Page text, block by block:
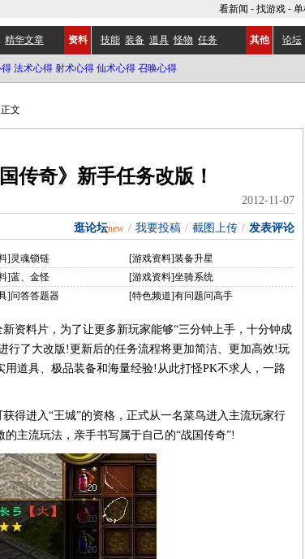
看新闻 - 找游戏 -
精华文章 资料 技能 装备 道具 怪物 任务 其他 论坛
法术心得 射术心得 仙术心得 召唤心得
正文
传奇》新手任务改版！
2012-11-07
逛论坛new / 我要投稿 / 截图上传 / 发表评论
]灵魂锁链
[游戏资料]装备升星
]蓝、金怪
[游戏资料]坐骑系统
]问答答题器
[特色频道]有问题问高手
料片，为了让更多新玩家能够“三分钟上手，十分钟成
行了大改版!更新后的任务流程将更加简洁、更加高效!玩
道具、极品装备和海量经验!从此打怪PK不求人，一路
进入“王城”的资格，正式从一名菜鸟进入主流玩家行
主流玩法，亲手书写属于自己的“战国传奇”!